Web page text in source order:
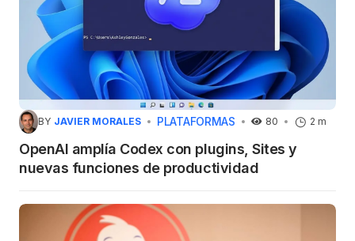
BY JAVIER MORALES PLATAFORMAS 80 2 m
OpenAI amplía Codex con plugins, Sites y
nuevas funciones de productividad